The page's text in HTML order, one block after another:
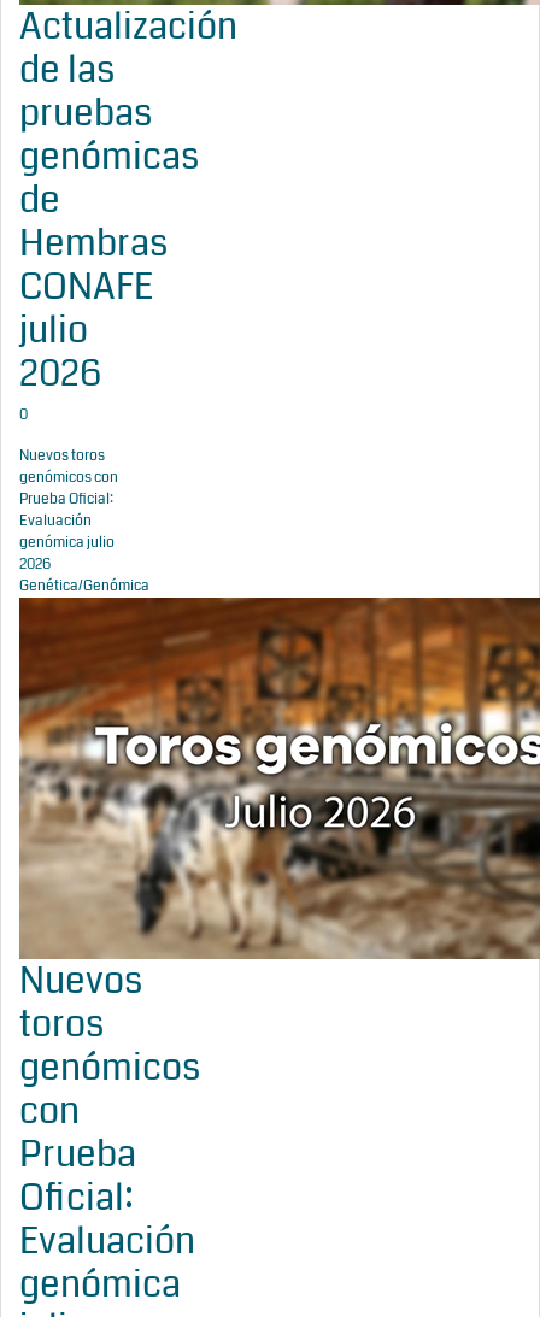
Actualización
de las
pruebas
genómicas
de
Hembras
CONAFE
julio
2026
0
Nuevos toros
genómicos con
Prueba Oficial:
Evaluación
genómica julio
2026
Genética/Genómica
Nuevos
toros
genómicos
con
Prueba
Oficial:
Evaluación
genómica